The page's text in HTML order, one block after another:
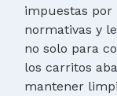
impuestas por
normativas y
no solo para
los carritos
mantener